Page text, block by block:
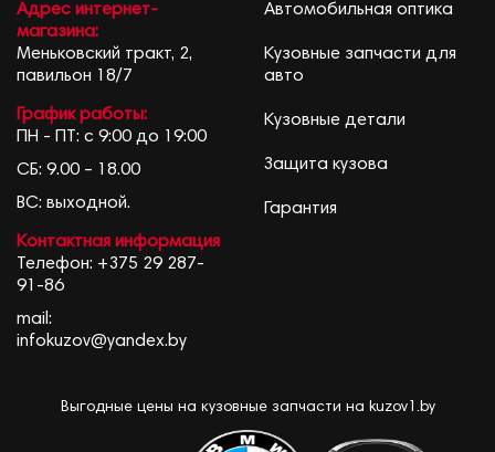
Адрес интернет-
магазина:
Меньковский тракт, 2,
павильон 18/7
График работы:
ПН - ПТ: с 9:00 до 19:00
СБ: 9.00 – 18.00
ВС: выходной.
Контактная информация
Телефон: +375 29 287-
91-86
mail:
infokuzov@yandex.by
Автомобильная оптика
Кузовные запчасти для
авто
Кузовные детали
Защита кузова
Гарантия
Выгодные цены на кузовные запчасти на kuzov1.by